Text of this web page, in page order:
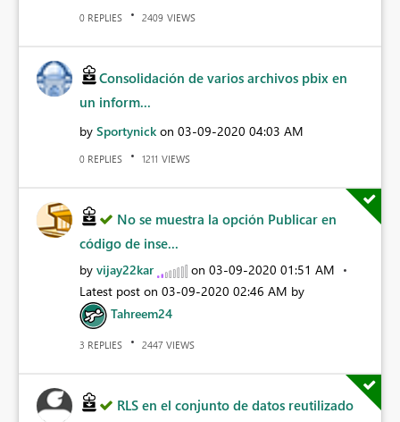
0 REPLIES 2409 VIEWS
Consolidación de varios archivos pbix en
un inform...
by Sportynick on ‎03-09-2020 04:03 AM
0 REPLIES 1211 VIEWS
No se muestra la opción Publicar en
código de inse...
by vijay22kar on ‎03-09-2020 01:51 AM
Latest post on ‎03-09-2020 02:46 AM by
Tahreem24
3 REPLIES 2447 VIEWS
RLS en el conjunto de datos reutilizado